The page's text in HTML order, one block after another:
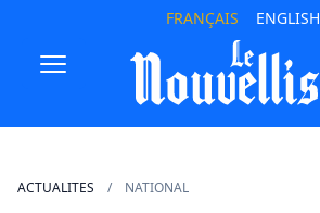
FRANÇAIS ENGLISH
ACTUALITES NATIONAL